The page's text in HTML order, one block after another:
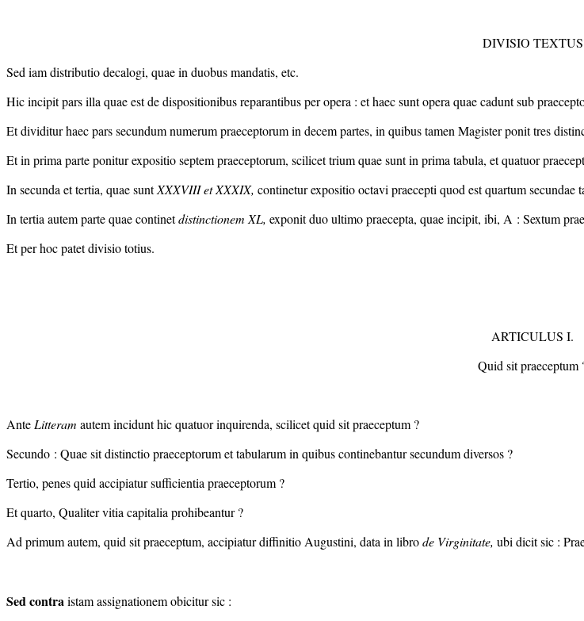
DIVISIO TEXTUS
Sed iam distributio decalogi, quae in duobus mandatis, etc.
Hic incipit pars illa quae est de dispositionibus reparantibus per opera : et haec sunt opera quae cadunt sub
Et dividitur haec pars secundum numerum praeceptorum in decem partes, in quibus tamen Magister ponit tres
Et in prima parte ponitur expositio septem praeceptorum, scilicet trium quae sunt in prima tabula, et quatuor
In secunda et tertia, quae suntXXXVIII et XXXIX, continetur expositio octavi praecepti quod est quartum
In tertia autem parte quae continetdistinctionem XL, exponit duo ultimo praecepta, quae incipit, ibi, A : Sextum
Et per hoc patet divisio totius.
ARTICULUS I.
Quid sit praeceptum
Ante Litteram autem incidunt hic quatuor inquirenda, scilicet quid sit praeceptum ?
Secundo : Quae sit distinctio praeceptorum et tabularum in quibus continebantur secundum diversos ?
Tertio, penes quid accipiatur sufficientia praeceptorum ?
Et quarto, Qualiter vitia capitalia prohibeantur ?
Ad primum autem, quid sit praeceptum, accipiatur diffinitio Augustini, data in librode Virginitate, ubi dicit sic :
Sed contraistam assignationem obicitur sic :